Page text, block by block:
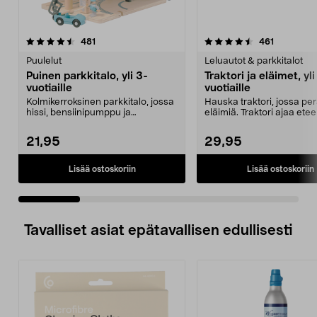
481
Puulelut
Puinen parkkitalo, yli 3-
vuotiaille
Kolmikerroksinen parkkitalo, jossa
hissi, bensiinipumppu ja
21,95
Lisää ostoskoriin
4.5 viidestä
461
Leluautot & parkkitalot
Traktori ja eläimet, yli
vuotiaille
Hauska traktori, jossa
eläimiä. Traktori ajaa
29,95
Lisää ostoskoriin
4.5 viidestä
Tavalliset asiat epätavallisen edullisesti